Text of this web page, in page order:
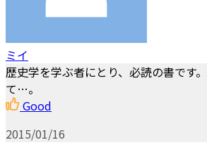
ミイ
歴史学を学ぶ者にとり、必読の書です
て…。
Good
2015/01/16